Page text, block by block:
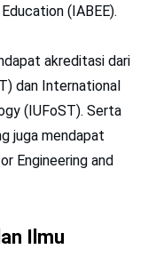
(IABEE).
akreditasi dari
dan International
(IUFoST). Serta
juga mendapat
Engineering and
Ilmu